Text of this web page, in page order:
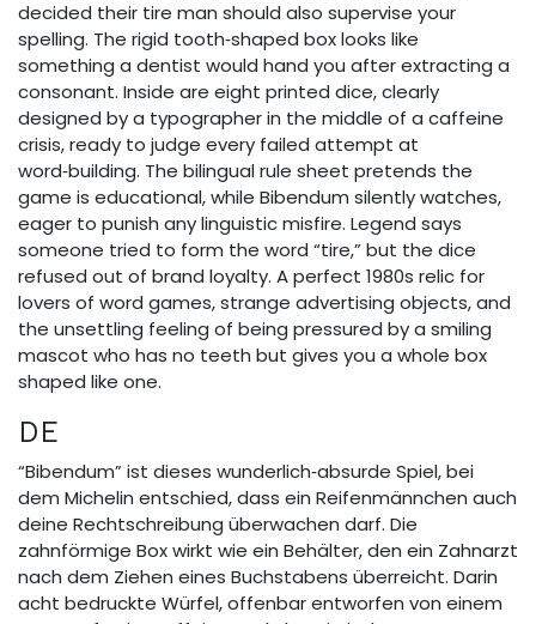
decided their tire man should also supervise your
spelling. The rigid tooth‑shaped box looks like
something a dentist would hand you after extracting a
consonant. Inside are eight printed dice, clearly
designed by a typographer in the middle of a caffeine
crisis, ready to judge every failed attempt at
word‑building. The bilingual rule sheet pretends the
game is educational, while Bibendum silently watches,
eager to punish any linguistic misfire. Legend says
someone tried to form the word “tire,” but the dice
refused out of brand loyalty. A perfect 1980s relic for
lovers of word games, strange advertising objects, and
the unsettling feeling of being pressured by a smiling
mascot who has no teeth but gives you a whole box
shaped like one.
DE
“Bibendum” ist dieses wunderlich‑absurde Spiel, bei
dem Michelin entschied, dass ein Reifenmännchen auch
deine Rechtschreibung überwachen darf. Die
zahnförmige Box wirkt wie ein Behälter, den ein Zahnarzt
nach dem Ziehen eines Buchstabens überreicht. Darin
acht bedruckte Würfel, offenbar entworfen von einem